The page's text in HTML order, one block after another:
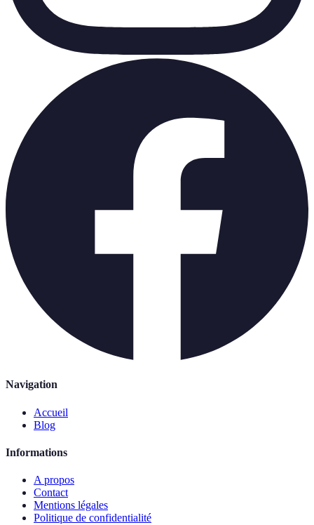
Navigation
Accueil
Blog
Informations
A propos
Contact
Mentions légales
Politique de confidentialité